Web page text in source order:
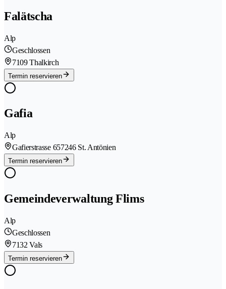
Falätscha
Alp
Geschlossen
7109 Thalkirch
Termin reservieren
Gafia
Alp
Gafierstrasse 657246 St. Antönien
Termin reservieren
Gemeindeverwaltung Flims
Alp
Geschlossen
7132 Vals
Termin reservieren